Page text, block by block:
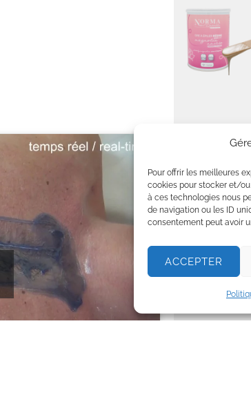
Pour offrir les meilleures
cookies pour stocker et/
à ces technologies nous
de navigation ou les ID
consentement peut avoir
ACCEPTER